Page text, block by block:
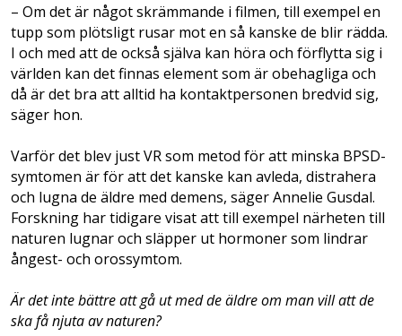
– Om det är något skrämmande i filmen, till exempel en
tupp som plötsligt rusar mot en så kanske de blir rädda.
I och med att de också själva kan höra och förflytta sig i
världen kan det finnas element som är obehagliga och
då är det bra att alltid ha kontaktpersonen bredvid sig,
säger hon.
Varför det blev just VR som metod för att minska BPSD-
symtomen är för att det kanske kan avleda, distrahera
och lugna de äldre med demens, säger Annelie Gusdal.
Forskning har tidigare visat att till exempel närheten till
naturen lugnar och släpper ut hormoner som lindrar
ångest- och orossymtom.
Är det inte bättre att gå ut med de äldre om man vill att de
ska få njuta av naturen?